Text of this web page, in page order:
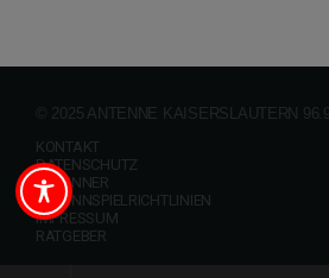
© 2025 ANTENNE KAISERSLAUTERN 96.9
KONTAKT
DATENSCHUTZ
GEWINNER
GEWINNSPIELRICHTLINIEN
IMPRESSUM
RATGEBER